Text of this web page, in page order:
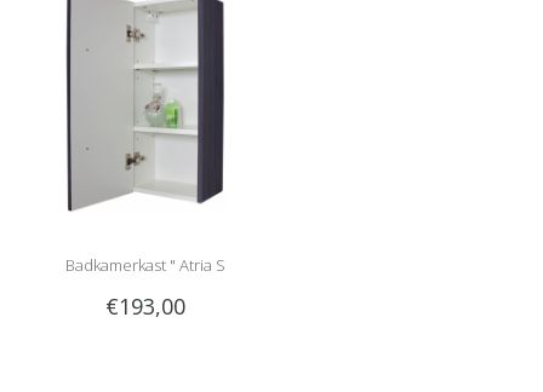
Badkamerkast " Atria S
anthracite mat "
€193,00